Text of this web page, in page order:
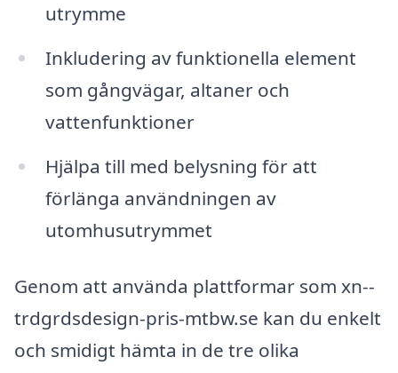
utrymme
Inkludering av funktionella element
som gångvägar, altaner och
vattenfunktioner
Hjälpa till med belysning för att
förlänga användningen av
utomhusutrymmet
Genom att använda plattformar som xn--
trdgrdsdesign-pris-mtbw.se kan du enkelt
och smidigt hämta in de tre olika